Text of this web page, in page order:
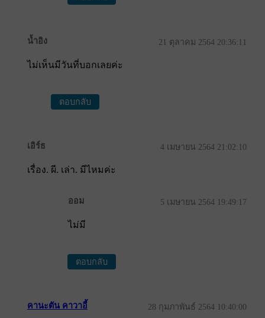
น้ำอิง 21 ตุลาคม 2564 20:36:11
ไม่เห็นมีวันที่บอกเลยค่ะ
ตอบกลับ
เอิร์ธ 4 เมษายน 2564 21:02:10
เรื่อง. ผี. เล่า. มีไหมค่ะ
ออม 5 เมษายน 2564 19:49:17
ไม่มี
ตอบกลับ
คานะตัน คาวาอี้ 28 กุมภาพันธ์ 2564 10:40:00